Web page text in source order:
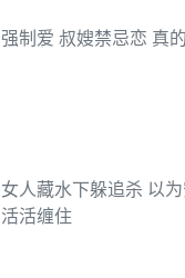
强制爱 叔嫂禁忌恋 真
女人藏水下躲追杀 以
活活缠住